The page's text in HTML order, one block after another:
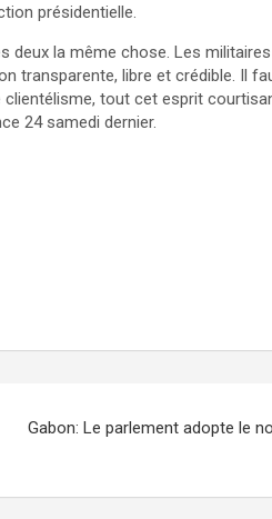
présidentielle.
la même chose. Les militaires
transparente, libre et crédible. Il
tout cet esprit
24 samedi dernier.
Gabon: Le parlement adopte le